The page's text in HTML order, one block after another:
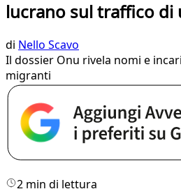
lucrano sul traffico di
di Nello Scavo
Il dossier Onu rivela nomi e
migranti
2 min di lettura